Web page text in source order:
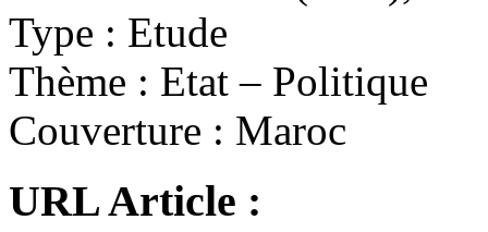
Type : Etude
Thème : Etat – Politique
Couverture : Maroc
URL Article :